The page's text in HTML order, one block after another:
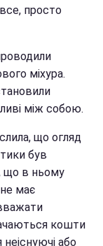
просто
міхура.
між собою.
що огляд
був
що в ньому
має
кошти
або